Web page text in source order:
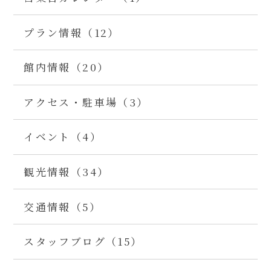
プラン情報（12）
館内情報（20）
アクセス・駐車場（3）
イベント（4）
観光情報（34）
交通情報（5）
スタッフブログ（15）